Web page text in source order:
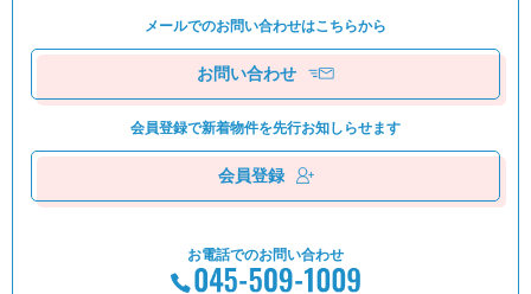
メールでのお問い合わせはこちらから
お問い合わせ
会員登録で新着物件を先⾏お知しらせます
会員登録
お電話でのお問い合わせ